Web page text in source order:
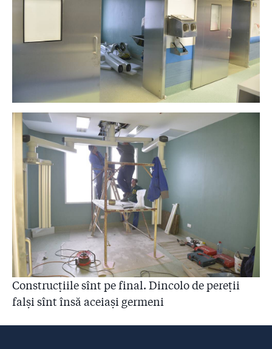
Construcțiile sînt pe final. Dincolo de pereții
falși sînt însă aceiași germeni